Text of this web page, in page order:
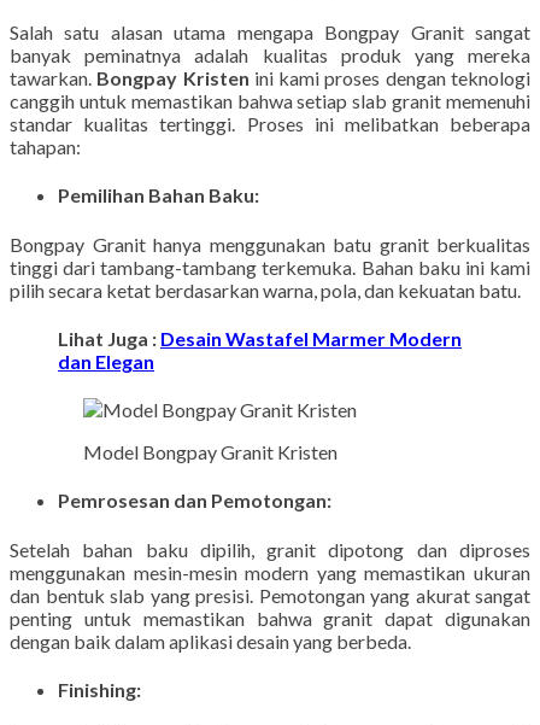
Salah satu alasan utama mengapa Bongpay Granit sangat
banyak peminatnya adalah kualitas produk yang mereka
tawarkan. Bongpay Kristen ini kami proses dengan teknologi
canggih untuk memastikan bahwa setiap slab granit memenuhi
standar kualitas tertinggi. Proses ini melibatkan beberapa
tahapan:
Pemilihan Bahan Baku:
Bongpay Granit hanya menggunakan batu granit berkualitas
tinggi dari tambang-tambang terkemuka. Bahan baku ini kami
pilih secara ketat berdasarkan warna, pola, dan kekuatan batu.
Lihat Juga : Desain Wastafel Marmer Modern
dan Elegan
Model Bongpay Granit Kristen
Pemrosesan dan Pemotongan:
Setelah bahan baku dipilih, granit dipotong dan diproses
menggunakan mesin-mesin modern yang memastikan ukuran
dan bentuk slab yang presisi. Pemotongan yang akurat sangat
penting untuk memastikan bahwa granit dapat digunakan
dengan baik dalam aplikasi desain yang berbeda.
Finishing: